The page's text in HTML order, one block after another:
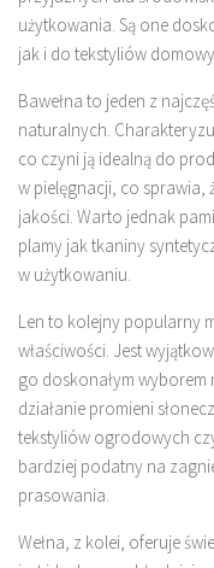
użytkowania. Są one
jak i do tekstyliów
Bawełna to jeden z
naturalnych.
co czyni ją idealną do
w pielęgnacji, co sprawia,
jakości. Warto jednak
plamy jak tkaniny
w użytkowaniu.
Len to kolejny popularny
właściwości. Jest
go doskonałym wyborem
działanie promieni
tekstyliów ogrodowych
bardziej podatny na
prasowania.
Wełna, z kolei, oferuje